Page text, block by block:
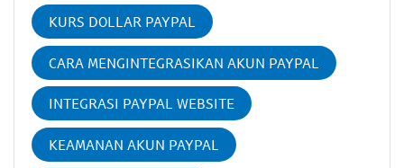
KURS DOLLAR PAYPAL
CARA MENGINTEGRASIKAN AKUN PAYPAL
INTEGRASI PAYPAL WEBSITE
KEAMANAN AKUN PAYPAL